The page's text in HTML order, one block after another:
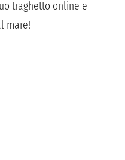
traghetto online e
mare!